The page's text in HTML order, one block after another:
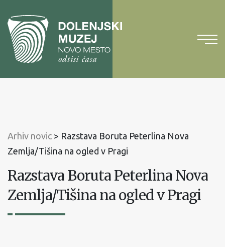
vsebinoNa
glavni
meni
Arhiv novic > Razstava Boruta Peterlina Nova
Zemlja/Tišina na ogled v Pragi
Razstava Boruta Peterlina Nova
Zemlja/Tišina na ogled v Pragi